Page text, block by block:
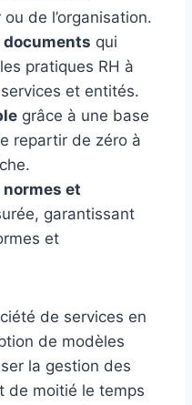
de l’organisation.
qui
pratiques RH à
et entités.
grâce à une base
repartir de zéro à
normes et
garantissant
et
de services en
de modèles
la gestion des
de moitié le temps